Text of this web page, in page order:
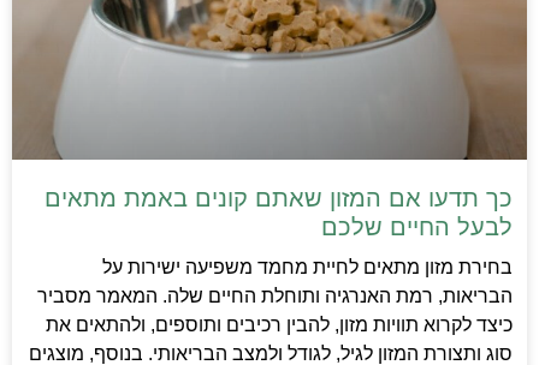
כך תדעו אם המזון שאתם קונים באמת מתאים
לבעל החיים שלכם
בחירת מזון מתאים לחיית מחמד משפיעה ישירות על
הבריאות, רמת האנרגיה ותוחלת החיים שלה. המאמר מסביר
כיצד לקרוא תוויות מזון, להבין רכיבים ותוספים, ולהתאים את
סוג ותצורת המזון לגיל, לגודל ולמצב הבריאותי. בנוסף, מוצגים